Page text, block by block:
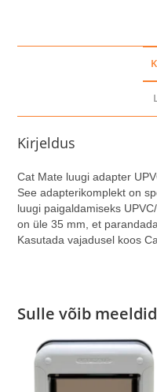
Kirjeldus
Cat Mate luugi adapter
See adapterikomplekt on
luugi paigaldamiseks
on üle 35 mm, et
Kasutada vajadusel koos
Sulle võib